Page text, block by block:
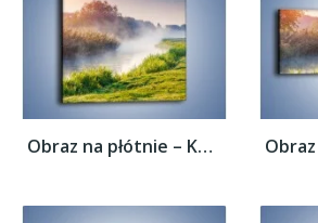
Obraz na płótnie – Koń o poranku –...